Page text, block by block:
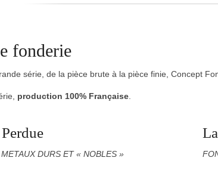
fonderie
série, de la pièce brute à la pièce finie, Concept
production 100% Française
DURS ET « NOBLES »